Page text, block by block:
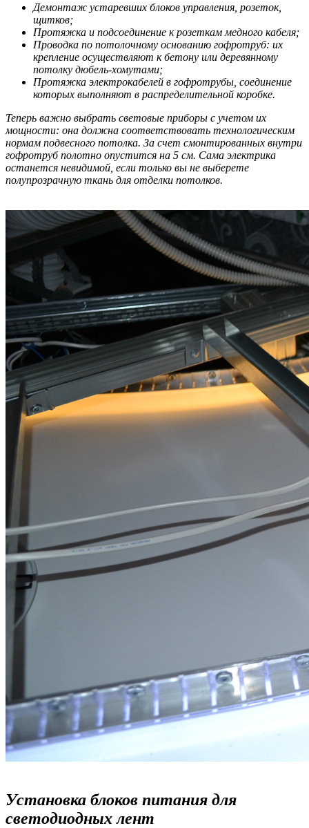
Демонтаж устаревших блоков управления, розеток,
щитков;
Протяжка и подсоединение к розеткам медного кабеля;
Проводка по потолочному основанию гофротруб: их
крепление осуществляют к бетону или деревянному
потолку дюбель-хомутами;
Протяжка электрокабелей в гофротрубы, соединение
которых выполняют в распределительной коробке.
Теперь важно выбрать световые приборы с учетом их
мощности: она должна соответствовать технологическим
нормам подвесного потолка. За счет смонтированных внутри
гофротруб полотно опустится на 5 см. Сама электрика
останется невидимой, если только вы не выберете
полупрозрачную ткань для отделки потолков.
Установка блоков питания для
светодиодных лент